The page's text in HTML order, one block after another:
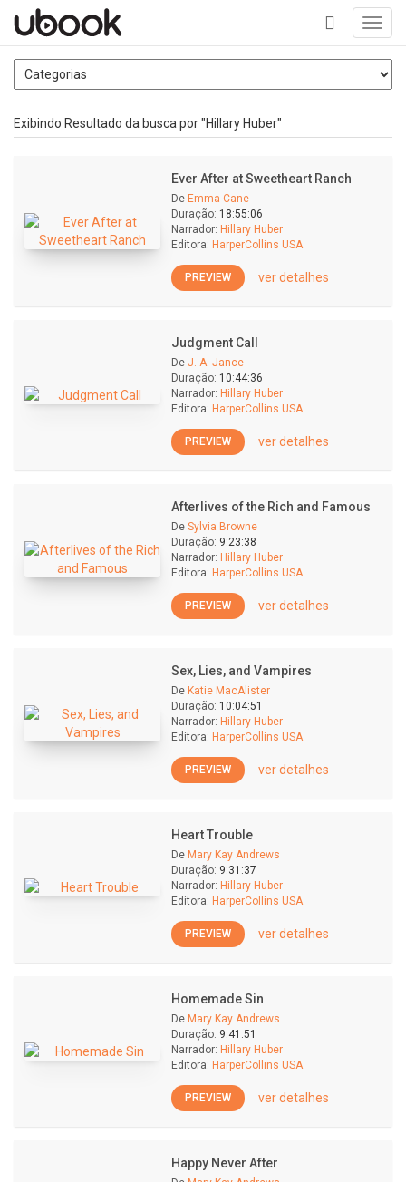
+
Exibindo Resultado da busca por "Hillary Huber"
Ever After at Sweetheart Ranch
De Emma Cane
Duração: 18:55:06
Narrador: Hillary Huber
Editora: HarperCollins USA
PREVIEW ver detalhes
Judgment Call
De J. A. Jance
Duração: 10:44:36
Narrador: Hillary Huber
Editora: HarperCollins USA
PREVIEW ver detalhes
Afterlives of the Rich and Famous
De Sylvia Browne
Duração: 9:23:38
Narrador: Hillary Huber
Editora: HarperCollins USA
PREVIEW ver detalhes
Sex, Lies, and Vampires
De Katie MacAlister
Duração: 10:04:51
Narrador: Hillary Huber
Editora: HarperCollins USA
PREVIEW ver detalhes
Heart Trouble
De Mary Kay Andrews
Duração: 9:31:37
Narrador: Hillary Huber
Editora: HarperCollins USA
PREVIEW ver detalhes
Homemade Sin
De Mary Kay Andrews
Duração: 9:41:51
Narrador: Hillary Huber
Editora: HarperCollins USA
PREVIEW ver detalhes
Happy Never After